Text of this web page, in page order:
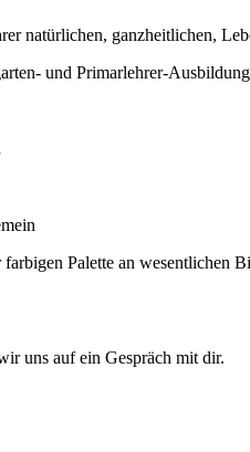
natürlichen, ganzheitlichen,
und Primarlehrer-
Palette an
uns auf ein Gespräch mit dir.